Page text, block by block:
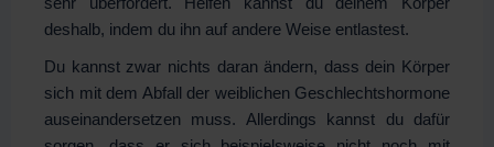
deshalb, indem du ihn auf andere Weise entlastest.
Du kannst zwar nichts daran ändern, dass dein Körper
sich mit dem Abfall der weiblichen Geschlechtshormone
auseinandersetzen muss. Allerdings kannst du dafür